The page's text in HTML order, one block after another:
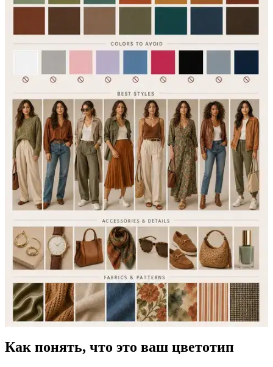
Как понять, что это ваш цветотип